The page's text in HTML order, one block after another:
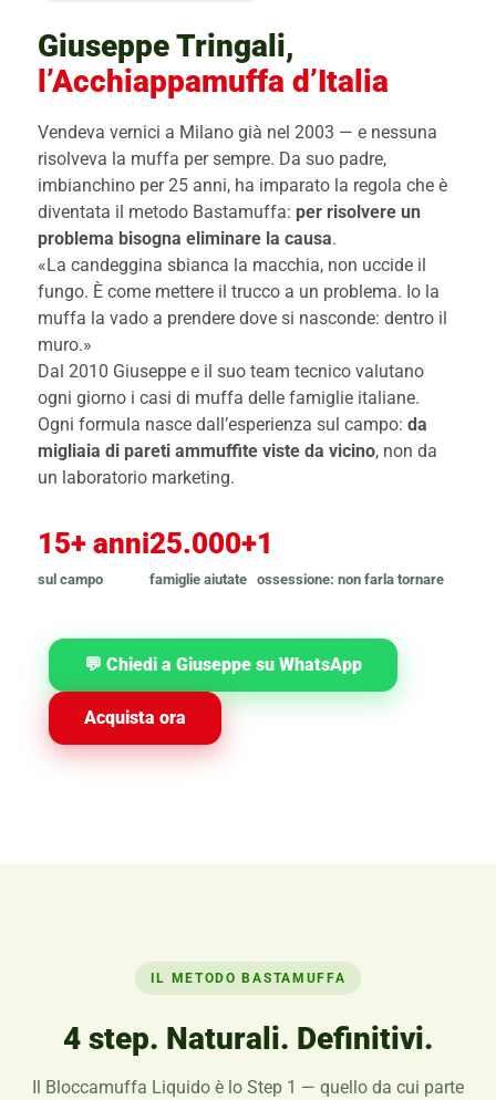
Giuseppe Tringali,
l’Acchiappamuffa d’Italia
Vendeva vernici a Milano già nel 2003 — e nessuna
risolveva la muffa per sempre. Da suo padre,
imbianchino per 25 anni, ha imparato la regola che è
diventata il metodo Bastamuffa: per risolvere un
problema bisogna eliminare la causa.
«La candeggina sbianca la macchia, non uccide il
fungo. È come mettere il trucco a un problema. Io la
muffa la vado a prendere dove si nasconde: dentro il
muro.»
Dal 2010 Giuseppe e il suo team tecnico valutano
ogni giorno i casi di muffa delle famiglie italiane.
Ogni formula nasce dall’esperienza sul campo: da
migliaia di pareti ammuffite viste da vicino, non da
un laboratorio marketing.
15+ anni
sul campo
25.000+
famiglie aiutate
1
ossessione: non farla tornare
💬 Chiedi a Giuseppe su WhatsApp
Acquista ora
IL METODO BASTAMUFFA
4 step. Naturali. Definitivi.
Il Bloccamuffa Liquido è lo Step 1 — quello da cui parte